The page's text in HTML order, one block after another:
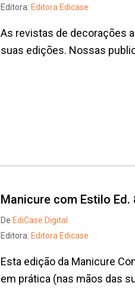
Editora: Editora Edicase
As revistas de decorações
suas edições. Nossas
Manicure com Estilo Ed.
De EdiCase Digital
Editora: Editora Edicase
Esta edição da Manicure
em prática (nas mãos das